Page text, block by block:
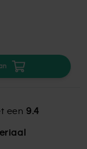
een 9.4